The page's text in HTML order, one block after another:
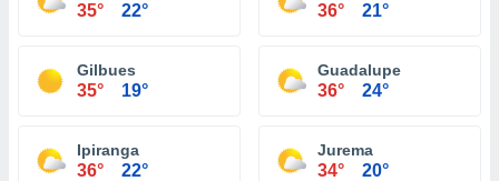
35° 22° 36° 21°
Gilbues
35° 19°
Guadalupe
36° 24°
Ipiranga
36° 22°
Jurema
34° 20°